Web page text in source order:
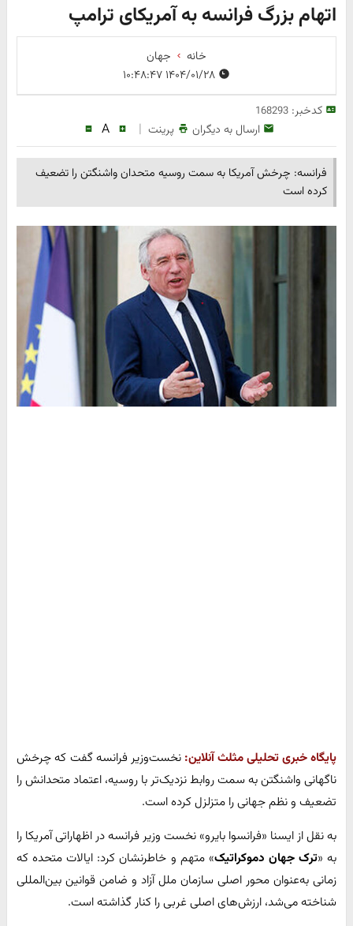
اتهام بزرگ فرانسه به آمریکای ترامپ
خانه
جهان
کدخبر:168293
ارسال به دیگران پرینت |
A
فرانسه: چرخش آمریکا به سمت روسیه متحدان واشنگتن را تضعیف
کرده است
پایگاه خبری تحلیلی مثلث آنلاین: نخست‌وزیر فرانسه گفت که چرخش
ناگهانی واشنگتن به سمت روابط نزدیک‌تر با روسیه، اعتماد متحدانش را
تضعیف و نظم جهانی را متزلزل کرده است.
به نقل از ایسنا «فرانسوا بایرو» نخست وزیر فرانسه در اظهاراتی آمریکا را
به «ترک جهان دموکراتیک» متهم و خاطرنشان کرد: ایالات متحده که
زمانی به‌عنوان محور اصلی سازمان ملل آزاد و ضامن قوانین بین‌المللی
شناخته می‌شد، ارزش‌های اصلی غربی را کنار گذاشته است.